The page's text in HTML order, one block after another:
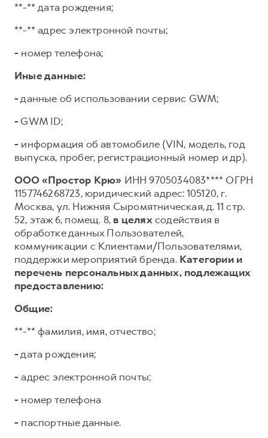
**-** дата рождения;
**-** адрес электронной почты;
- номер телефона;
Иные данные:
-данные об использовании сервис GWM;
- GWM ID;
- информация об автомобиле (VIN, модель, год
выпуска, пробег, регистрационный номер и др).
ООО «Простор Крю» ИНН 9705034083**** ОГРН
1157746268723, юридический адрес: 105120, г.
Москва, ул. Нижняя Сыромятническая, д. 11 стр.
52, этаж 6, помещ. 8, в целяхсодействия в
обработке данных Пользователей,
коммуникации с Клиентами/Пользователями,
поддержки мероприятий бренда. Категории и
перечень персональных данных, подлежащих
предоставлению:
Общие:
**-** фамилия, имя, отчество;
-дата рождения;
- адрес электронной почты;
- номер телефона
- паспортные данные.